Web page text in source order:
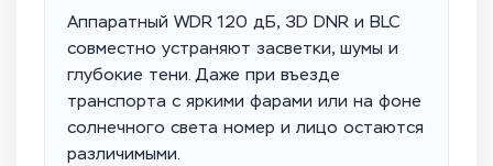
Аппаратный WDR 120 дБ, 3D DNR и BLC
совместно устраняют засветки, шумы и
глубокие тени. Даже при въезде
транспорта с яркими фарами или на фоне
солнечного света номер и лицо остаются
различимыми.